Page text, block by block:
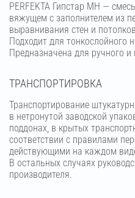
PERFEKTA Гипстар МН —
вяжущем с заполнителем из
выравнивания стен и
Подходит для тонкослойного
Предназначена для ручного
ТРАНСПОРТИРОВКА
Транспортирование
в нетронутой заводской
поддонах, в крытых
соответствии с правилами
действующими на каждом
В остальных случаях
производителя.